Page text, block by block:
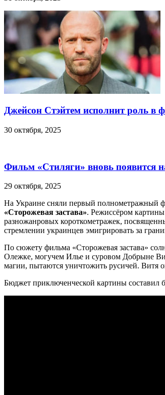
Джейсон Стэйтем исполнит роль в
30 октября, 2025
Фильм «Стиляги» вновь появится
29 октября, 2025
На Украине сняли первый полнометражный
«Сторожевая застава». Режиссёром
разножанровых короткометражек,
стремлении украинцев эмигрировать за
По сюжету фильма «Сторожевая застава»
Олежке, могучем Илье и суровом Добрыне
магии, пытаются уничтожить русичей. Витя
Бюджет приключенческой картины составил